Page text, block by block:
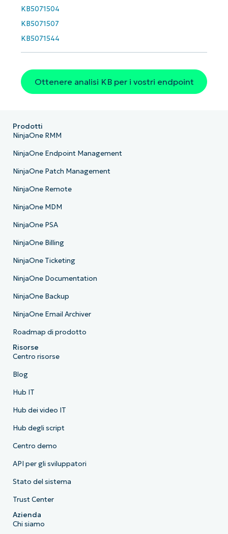
KB5071504
KB5071507
KB5071544
Ottenere analisi KB per i vostri endpoint
number*
name*
Prodotti
NinjaOne RMM
NinjaOne Endpoint Management
NinjaOne Patch Management
NinjaOne Remote
NinjaOne MDM
NinjaOne PSA
NinjaOne Billing
NinjaOne Ticketing
NinjaOne Documentation
NinjaOne Backup
NinjaOne Email Archiver
Roadmap di prodotto
Risorse
Centro risorse
Blog
Hub IT
Hub dei video IT
Hub degli script
Centro demo
API per gli sviluppatori
Stato del sistema
Trust Center
Azienda
Chi siamo